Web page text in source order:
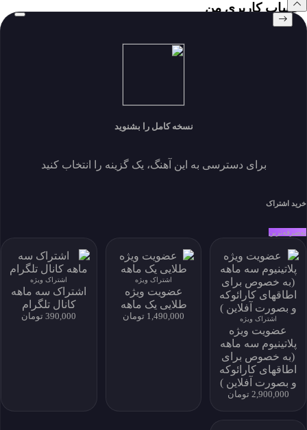
حساب کاربری من
خانه
جستجو
سبک ها
تماس
درباره ما
اشتراک
سوالات متداول
دسترسی به آرشیو کامل و امکان دانلود نامحدود
خرید اشتراک
نسخه کامل را بشنوید
برای دسترسی به این آهنگ، یک گزینه را انتخاب کنید
خرید اشتراک
به‌صرفه‌ترین
اشتراک ویژه
عضویت ویژه
پلاتینیوم سه ماهه
(به خصوص برای
اطاقهای کارائوکه
و بصورت آفلاین )
2,900,000 تومان
اشتراک ویژه
عضویت ویژه
طلایی یک ماهه
1,490,000 تومان
اشتراک ویژه
اشتراک سه ماهه
کانال تلگرام
390,000 تومان